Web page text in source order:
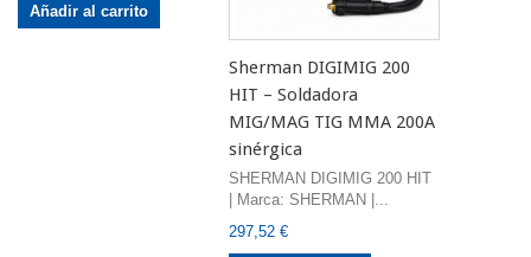
Añadir al carrito
Sherman DIGIMIG 200
HIT – Soldadora
MIG/MAG TIG MMA 200A
sinérgica
SHERMAN DIGIMIG 200 HIT
| Marca: SHERMAN |...
297,52 €